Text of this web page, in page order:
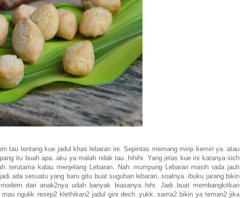
tau tentang kue jadul khas lebaran ini. Sepintas memang mirip kemiri ya..atau
itu buah apa..aku ya malah ndak tau..hihihi. Yang jelas kue ini katanya sich
kalau menjelang Lebaran. Nah..mumpung Lebaran masih rada jauh
ada sesuatu yang baru gitu buat suguhan lebaran..soalnya..ibuku jarang bikin
dari anak2nya udah banyak biasanya..hihi. Jadi..buat membangkitkan
ngulik resep2 klethikan2 jadul gini dech..yukk..sama2 bikin ya teman2 jika